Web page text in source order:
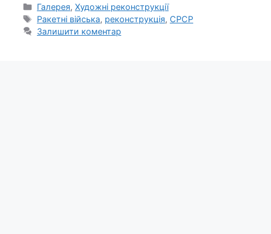
Категорії
Галерея,Художні реконструкції
Позначки
Ракетні війська, реконструкція, СРСР
Залишити коментар